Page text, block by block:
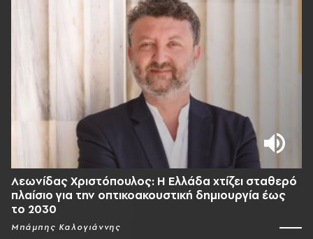
Λεωνίδας Χριστόπουλος: Η Ελλάδα χτίζει σταθερό
πλαίσιο για την οπτικοακουστική δημιουργία έως
το 2030
Μπάμπης Καλογιάννης